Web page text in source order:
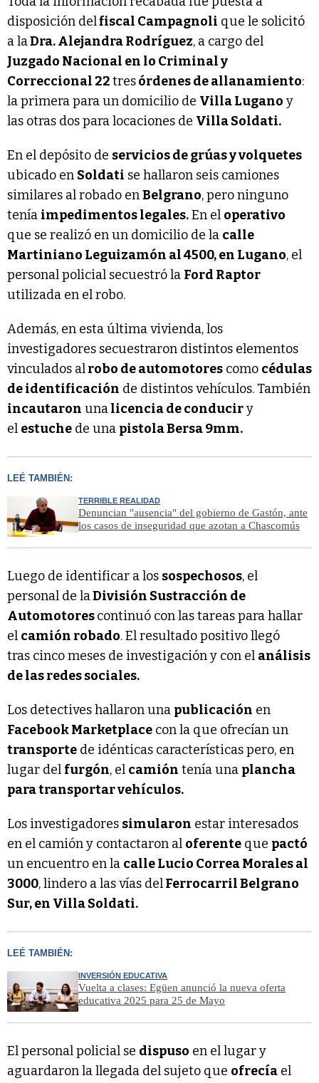
disposición delfiscal Campagnoli que le solicitó
a laDra. Alejandra Rodríguez, a cargo del
Juzgado Nacional en lo Criminal y
Correccional 22tresórdenes de allanamiento:
la primera para un domicilio de Villa Lugano y
las otras dos para locaciones de Villa Soldati.
En el depósito de servicios de grúas y volquetes
ubicado en Soldati se hallaron seis camiones
similares al robado enBelgrano, pero ninguno
tenía impedimentos legales.En el operativo
que se realizó en un domicilio de la calle
Martiniano Leguizamón al 4500, en Lugano, el
personal policial secuestró la Ford Raptor
utilizada en el robo.
Además, en esta última vivienda, los
investigadores secuestraron distintos elementos
vinculados alrobo de automotores como cédulas
de identificación de distintos vehículos. También
incautaron unalicencia de conduciry
el estuche de una pistola Bersa 9mm.
LEÉ TAMBIÉN:
TERRIBLE REALIDAD
Denuncian "ausencia" del gobierno de Gastón, ante
los casos de inseguridad que azotan a Chascomús
Luego de identificar a los sospechosos, el
personal de laDivisión Sustracción de
Automotorescontinuó con las tareas para hallar
el camión robado. El resultado positivo llegó
tras cinco meses de investigación y con el análisis
de las redes sociales.
Los detectives hallaron una publicación en
Facebook Marketplace con la que ofrecían un
transporte de idénticas características pero, en
lugar del furgón, el camión tenía una plancha
para transportar vehículos.
Los investigadores simularon estar interesados
en el camión y contactaron al oferente que pactó
un encuentro en la calle Lucio Correa Morales al
3000, lindero a las vías delFerrocarril Belgrano
Sur, en Villa Soldati.
LEÉ TAMBIÉN:
INVERSIÓN EDUCATIVA
Vuelta a clases: Egüen anunció la nueva oferta
educativa 2025 para 25 de Mayo
El personal policial se dispuso en el lugar y
aguardaron la llegada del sujeto que ofrecía el